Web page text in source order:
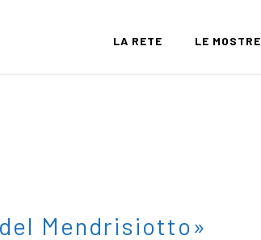
LA RETE LE MOSTRE
Mendrisiotto»